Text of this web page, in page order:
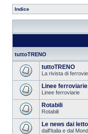
Indice
tuttoTRENO
tuttoTRENO
La rivista di ferrovie
Linee ferroviarie
Linee ferroviarie
Rotabili
Rotabili
Le news dai
dall'Italia e dal